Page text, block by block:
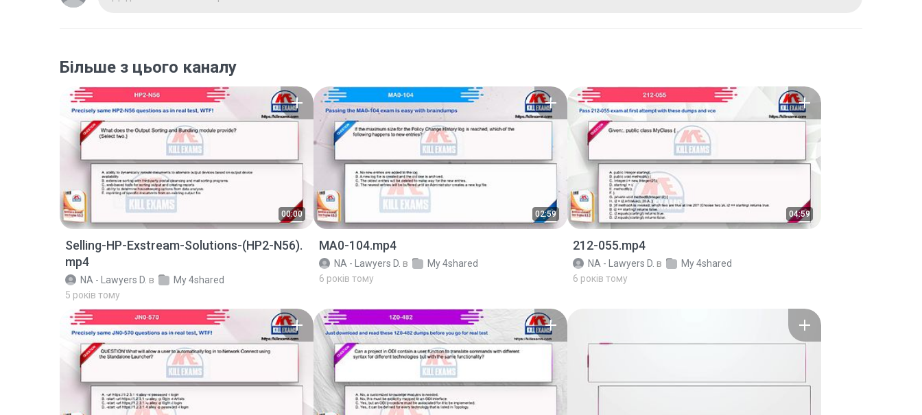
Більше з цього каналу
00:00
Selling-HP-Exstream-Solutions-(HP2-N56).
mp4
NA - Lawyers D. в
My 4shared
5 років тому
02:59
MA0-104.mp4
NA - Lawyers D. в
My 4shared
6 років тому
04:59
212-055.mp4
NA - Lawyers D. в
My 4shared
6 років тому